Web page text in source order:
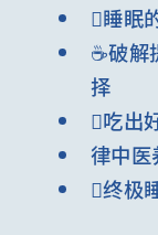
睡眠
☕破
择
吃出
律中医
终极